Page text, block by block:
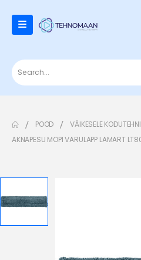
POOD
VÄIKESELE
AKNAPESU MOPI VARULAPP LAMART